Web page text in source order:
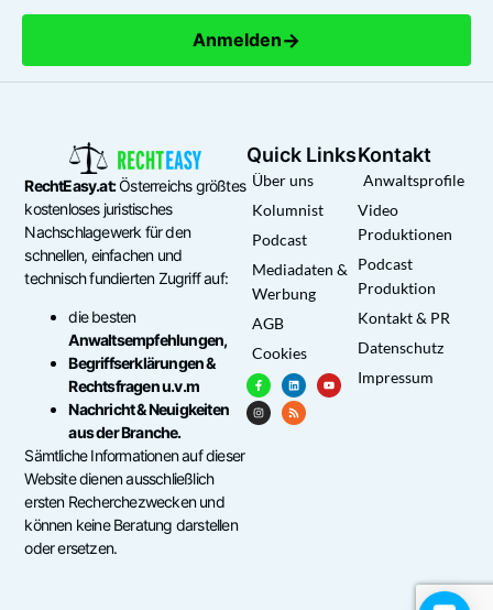
Anmelden→
RechtEasy.at:Österreichs größtes
kostenloses juristisches
Nachschlagewerk für den
schnellen, einfachen und
technisch fundierten Zugriff auf:
die besten
Anwaltsempfehlungen,
Begriffserklärungen &
Rechtsfragen u.v.m
Nachricht & Neuigkeiten
aus der Branche.
Sämtliche Informationen auf dieser
Website dienen ausschließlich
ersten Recherchezwecken und
können keine Beratung darstellen
oder ersetzen.
Quick Links
Über uns
Kolumnist
Podcast
Mediadaten &
Werbung
AGB
Cookies
Kontakt
Anwaltsprofile
Video
Produktionen
Podcast
Produktion
Kontakt & PR
Datenschutz
Impressum